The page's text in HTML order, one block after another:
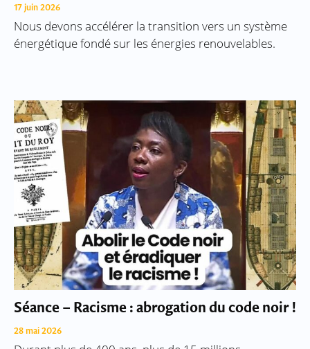
17 juin 2026
Nous devons accélérer la transition vers un système
énergétique fondé sur les énergies renouvelables.
Séance – Racisme : abrogation du code noir !
28 mai 2026